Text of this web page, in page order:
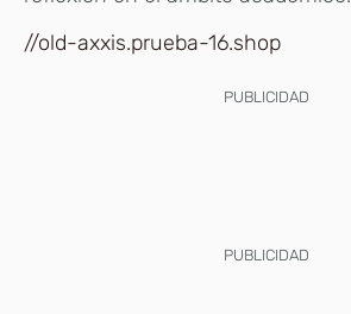
//old-axxis.prueba-16.shop
PUBLICIDAD
PUBLICIDAD